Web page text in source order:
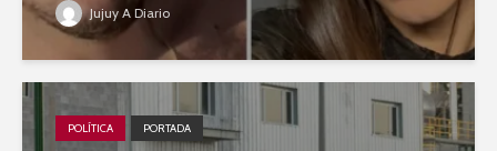
Jujuy A Diario
POLÍTICA PORTADA